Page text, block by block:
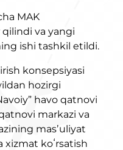
MAK
va yangi
ishi tashkil etildi.
konsepsiyasi
hozirgi
havo qatnovi
markazi va
masʼuliyat
xizmat koʻrsatish